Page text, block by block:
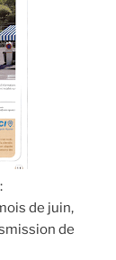
de juin,
de